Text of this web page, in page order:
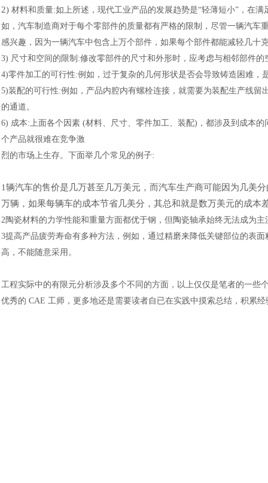
2) 材料和质量:如上所述，现代工业产品的发展趋势是“轻薄短小”，在
如，汽车制造商对于每个零部件的质量都有严格的限制，尽管一辆汽
感兴趣，因为一辆汽车中包含上万个部件，如果每个部件都能减轻几十
3) 尺寸和空间的限制:修改零部件的尺寸和外形时，应考虑与相邻部件
4)零件加工的可行性:例如，过于复杂的几何形状是否会导致铸造困难，
5)装配的可行性:例如，产品内腔内有螺栓连接，就需要为装配生产线留
的通道。
6) 成本:上面各个因素 (材料、尺寸、零件加工、装配)，都涉及到成本
个产品就很难在竞争激
烈的市场上生存。下面举几个常见的例子:
1辆汽车的售价是几万甚至几万美元，而汽车生产商可能因为几美
万辆，如果每辆车的成本节省几美分，其总和就是数万美元的成本
2陶瓷材料的力学性能和重量方面都优于钢，但陶瓷轴承始终无法成为
3提高产品疲劳寿命有多种方法，例如，通过精磨来降低关键部位的表
高，不能随意采用。
工程实际中的有限元分析涉及多个不同的方面，以上仅仅是笔者的一些
优秀的 CAE 工师，更多地还是需要读者自已在实践中摸索总结，积累经